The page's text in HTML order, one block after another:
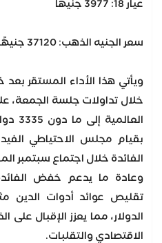
عيار 18: 3977 جنيهًا
سعر الجنيه الذهب: 37120 جنيهًا
ويأتي هذا الأداء المستقر
خلال تداولات جلسة الجمعة،
بقيام مجلس الاحتياطي
الفائدة خلال اجتماع سبتمبر
وعادة ما يدعم خفض
تقليص عوائد أدوات الدين
الدولار، مما يعزز الإقبال
الاقتصادي والتقلبات.